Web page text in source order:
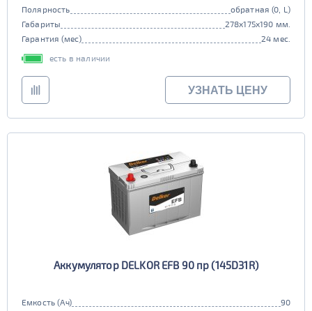
Полярность
обратная (0, L)
Габариты
278x175x190 мм.
Гарантия (мес)
24 мес.
есть в наличии
УЗНАТЬ ЦЕНУ
Аккумулятор DELKOR EFB 90 пр (145D31R)
Емкость (Ач)
90